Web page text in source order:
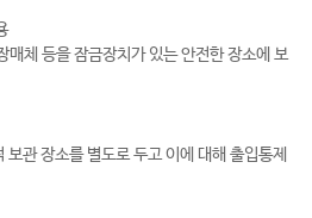
매체 등을 잠금장치가 있는 안전한 장소에 보
관 장소를 별도로 두고 이에 대해 출입통제